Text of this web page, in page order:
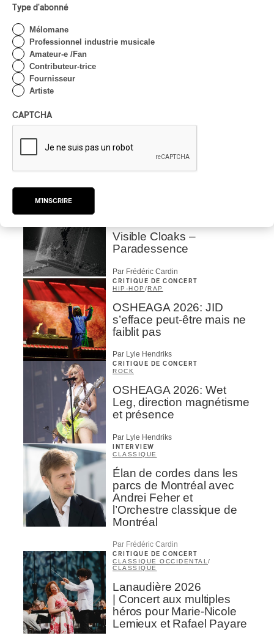
OSHEAGA 2026 I Little
Isella is Visceral and
Visible Cloaks –
Paradessence
Par Frédéric Cardin
CRITIQUE DE CONCERT
HIP-HOP /RAP
OSHEAGA 2026: JID
s’efface peut-être mais ne
faiblit pas
Par Lyle Hendriks
CRITIQUE DE CONCERT
ROCK
OSHEAGA 2026: Wet
Leg, direction magnétisme
et présence
Par Lyle Hendriks
INTERVIEW
CLASSIQUE
Élan de cordes dans les
parcs de Montréal avec
Andrei Feher et
l’Orchestre classique de
Montréal
Par Frédéric Cardin
CRITIQUE DE CONCERT
CLASSIQUE OCCIDENTAL /
CLASSIQUE
Lanaudière 2026
| Concert aux multiples
héros pour Marie-Nicole
Lemieux et Rafael Payare
Type d'abonné
Mélomane
Professionnel industrie musicale
Amateur-e /Fan
Contributeur-trice
Fournisseur
Artiste
CAPTCHA
M'INSCRIRE